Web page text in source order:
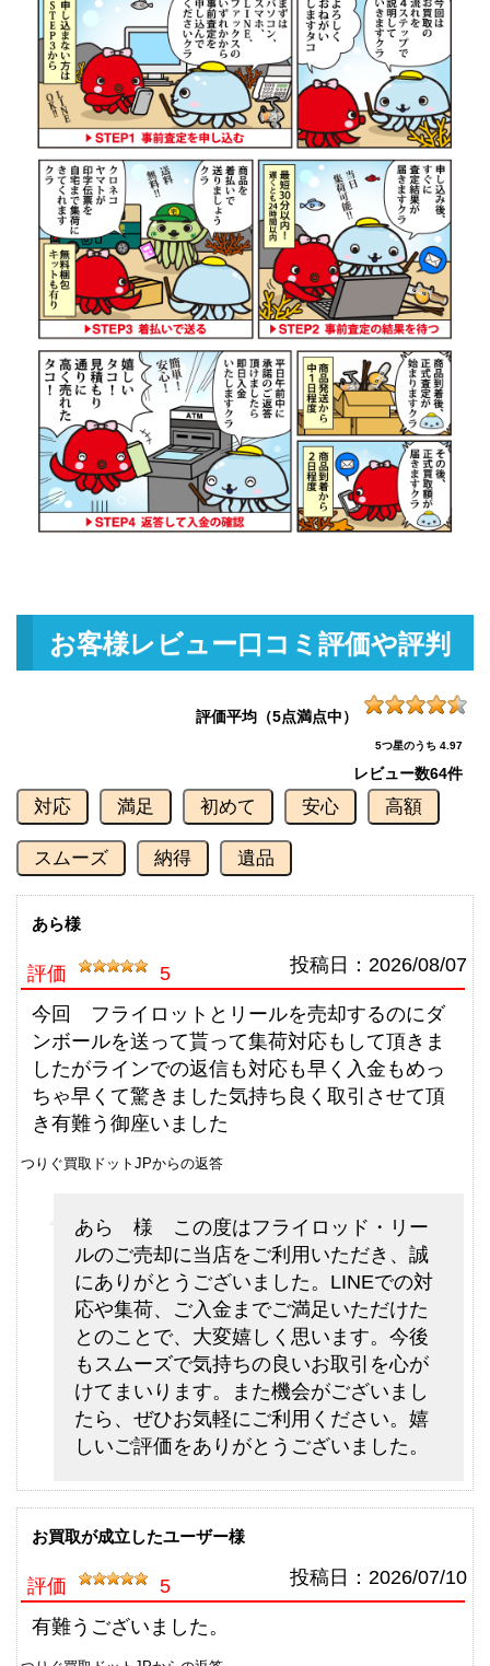
ダイワ 22 イグジスト LT 2500S-
DH ベイトリール 未使用
釣具買取クーポンg-
turi20260706（2026/07/31迄）
44,500円
2026/07/05
ダイワ 22 イグジスト SF 2500SS
ベイトリール 未使用
釣具買取クーポンg-
turi20260707 （2026/07/31迄）
42,000円
2026/07/05
ダイワ 22 イグジスト LT4000-XH
ベイトリール 未使用
釣具買取クーポン
turi20260708（2026/07/31迄）
38,500円
2026/07/05
ダイワ 22 イグジスト LT 2000S-P
ベイトリール 未使用
釣具買取クーポンg-
turi20260709
（2026/07/31迄）
36,000円
2026/07/05
ダイワ 15 イグジスト 2506PE-DH
ベイトリール 未使用
釣具買取クーポンg-
turi20260710（2026/07/31迄）
29,500円
2026/07/05
釣具買取クーポンg-
turi20260601（2026/06/30迄）
ダイワ 銀影競技 スペシャル Ｔ90
g-
90,000円
2026/06/06
ダイワ 銀影競技T85K 未使用
釣具買取クーポンg-
turi20260603（2026/06/30迄）
84,000円
2026/06/06
ダイワ 銀影競技メガトルク 急瀬
抜 H90V 未使用
釣具買取クーポン
turi20260604
（2026/06/30迄）
2026/06/06
ダイワ 銀影 エア T90 N 未使用
釣具買取クーポン g-
turi20260605 （2026/06/30迄）
33,000円
2026/06/06
シマノ 電動リール 22 ビーストマ
スター MD 6000 未使用
釣具買取クーポン g-
turi20260606 （2026/06/30迄）
75,000円
2026/06/06
釣具買取クーポン g-
turi20260607（2026/06/30迄）
シマノ 電動リール 26 ビーストマ
スター 1000 未使用
釣具買取クーポン g-
turi20260608
（2026/06/30迄）
63,000円
2026/06/06
シマノ 電動リール 20 ビーストマ
スター MD 3000 未使用
釣具買取クーポン g-
turi20260609（2026/06/30迄）
61,500円
2026/06/06
シマノ 電動リール 21 ビーストマ
スター 3000EJ 未使用
釣具買取クーポン
turi20260610（2026/06/30迄）
60,000円
シマノ フライロッド アスキス
J1508 未使用
お客様レビュー口コミ評価や評判
評価平均（5点満点中）
5つ星のうち 4.97
レビュー数64件
対応 満足 初めて 安心 高額
スムーズ 納得 遺品
あら様
評価 5 投稿日： 2026/08/07
今回 フライロットとリールを売却するのにダ
ンボールを送って貰って集荷対応もして頂きま
したがラインでの返信も対応も早く入金もめっ
ちゃ早くて驚きました気持ち良く取引させて頂
き有難う御座いました
つりぐ買取ドットJPからの返答
あら 様 この度はフライロッド・リー
ルのご売却に当店をご利用いただき、誠
にありがとうございました。LINEでの対
応や集荷、ご入金までご満足いただけた
とのことで、大変嬉しく思います。今後
もスムーズで気持ちの良いお取引を心が
けてまいります。また機会がございまし
たら、ぜひお気軽にご利用ください。嬉
しいご評価をありがとうございました。
お買取が成立したユーザー様
評価 5 投稿日： 2026/07/10
有難うございました。